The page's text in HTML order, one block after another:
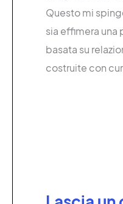
Questo mi
sia effimera una
basata su
costruite con